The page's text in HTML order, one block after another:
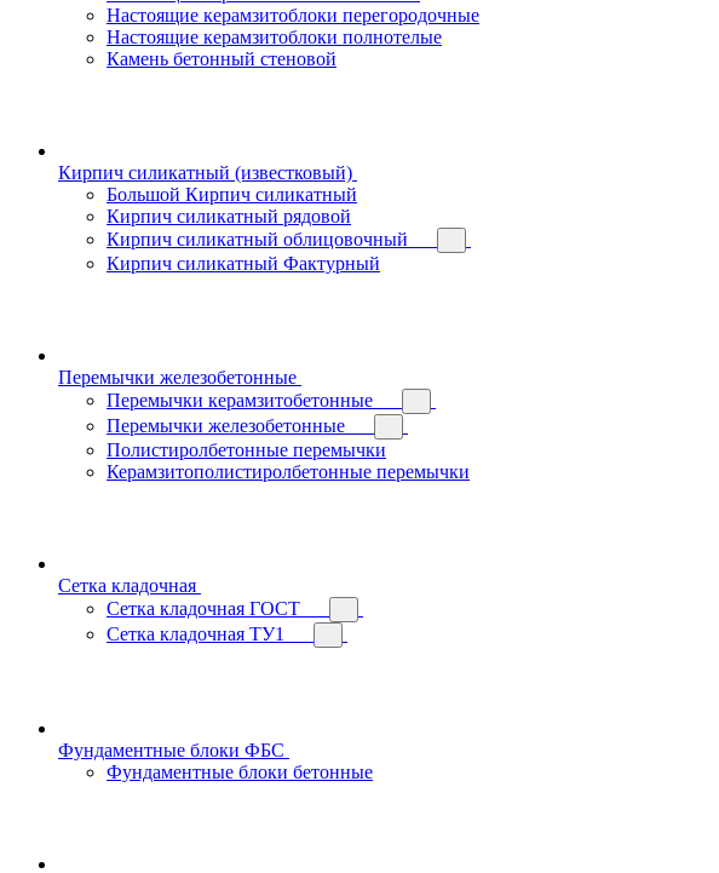
Настоящие керамзитоблоки перегородочные
Настоящие керамзитоблоки полнотелые
Камень бетонный стеновой
Кирпич силикатный (известковый)
Большой Кирпич силикатный
Кирпич силикатный рядовой
Кирпич силикатный облицовочный
Кирпич силикатный Фактурный
Перемычки железобетонные
Перемычки керамзитобетонные
Перемычки железобетонные
Полистиролбетонные перемычки
Керамзитополистиролбетонные перемычки
Сетка кладочная
Сетка кладочная ГОСТ
Сетка кладочная ТУ1
Фундаментные блоки ФБС
Фундаментные блоки бетонные